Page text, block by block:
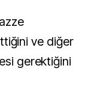
ve diğer
gerektiğini